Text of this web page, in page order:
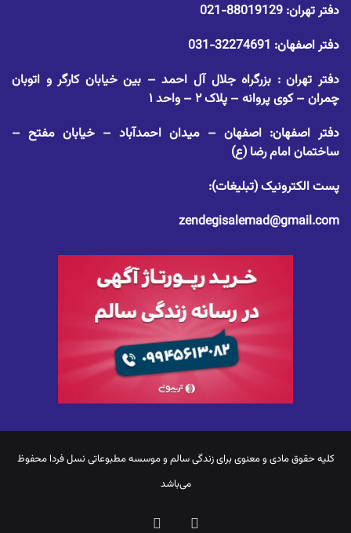
دفتر تهران: 88019129-021
دفتر اصفهان: 32274691-031
دفتر تهران : بزرگراه جلال آل احمد – بین خیابان کارگر و اتوبان
چمران – کوی پروانه – پلاک ۲ – واحد ۱
دفتر اصفهان: اصفهان – میدان احمدآباد – خیابان مفتح –
ساختمان امام رضا (ع)
پست الکترونیک (تبلیغات):
zendegisalemad@gmail.com
کلیه حقوق مادی و معنوی برایزندگی سالم و موسسه مطبوعاتی نسل فردا محفوظ
می‌باشد
یوتیوب